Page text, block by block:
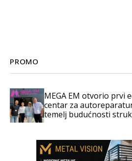
PROMO
MEGA EM otvorio prvi
centar za
temelj budućnosti